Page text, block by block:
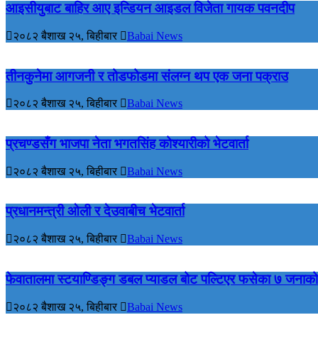
आइसीयुबाट बाहिर आए इन्डियन आइडल विजेता गायक पवनदीप
२०८२ बैशाख २५, बिहीबार Babai News
तीनकुनेमा आगजनी र तोडफोडमा संलग्न थप एक जना पक्राउ
२०८२ बैशाख २५, बिहीबार Babai News
प्रचण्डसँग भाजपा नेता भगतसिंह कोश्यारीको भेटवार्ता
२०८२ बैशाख २५, बिहीबार Babai News
प्रधानमन्त्री ओली र देउवाबीच भेटवार्ता
२०८२ बैशाख २५, बिहीबार Babai News
फेवातालमा स्टयाण्डिङ्ग डबल प्याडल बोट पल्टिएर फसेका ७
२०८२ बैशाख २५, बिहीबार Babai News